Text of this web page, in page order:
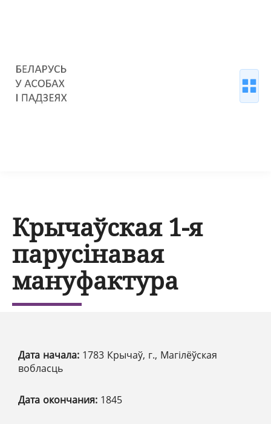
Крычаўская 1-я
парусінавая
мануфактура
Дата начала: 1783 Крычаў, г., Магілёўская
вобласць
Дата окончания: 1845